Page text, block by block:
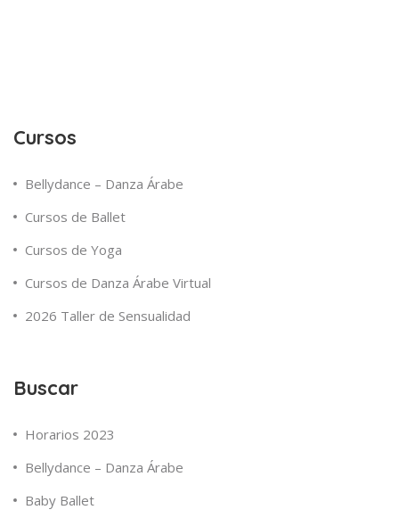
Cursos
Bellydance – Danza Árabe
Cursos de Ballet
Cursos de Yoga
Cursos de Danza Árabe Virtual
2026 Taller de Sensualidad
Buscar
Horarios 2023
Bellydance – Danza Árabe
Baby Ballet